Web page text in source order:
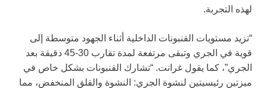
لهذه التجربة.
“تزيد مستويات القنبونات الداخلية أثناء الجهود متوسطة إلى
قوية في الجري وتبقى مرتفعة لمدة تقارب 30-45 دقيقة بعد
الجري”، كما يقول غرانت. “تشارك القنبونات بشكل خاص في
ميزتين رئيسيتين لنشوة الجري: النشوة والقلق المنخفض، مما